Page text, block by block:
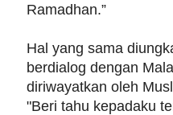
Ramadhan.”
Hal yang sama
berdialog dengan
diriwayatkan oleh
"Beri tahu kepadaku